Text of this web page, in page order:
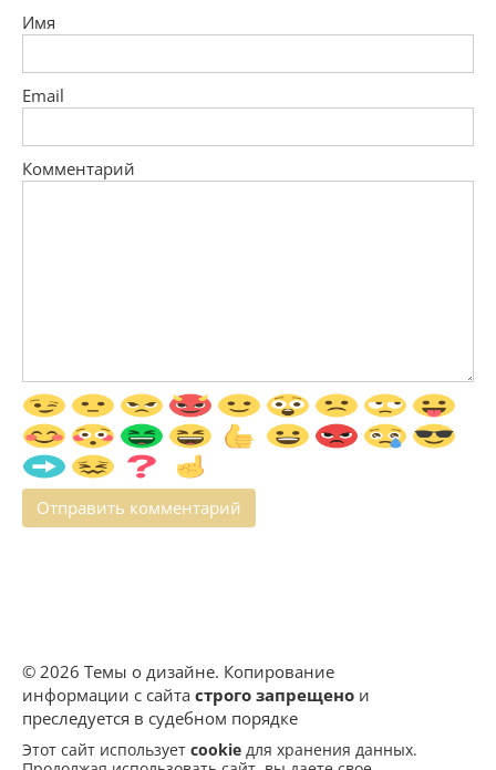
Имя
Email
Комментарий
© 2026 Темы о дизайне. Копирование
информации с сайта строго запрещено и
преследуется в судебном порядке
Этот сайт использует cookie для хранения данных.